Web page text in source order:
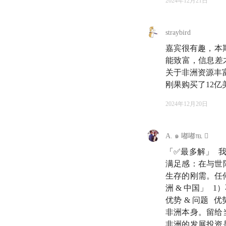
🏜️ 欢迎来到知行小
我是雨白。
今天的嘉宾是一位
早知道曹丰泽是在
友调侃为曹大佐，
那个时候的我对他
早在他多年前在知
建造撒哈拉以南最
那是一段既充满理
排水管等问题，忍
straybird
嘉宾很有趣，本
能致富，信息差
关于非洲资源丰
刚果购买了12亿
2024年12月20日
A. ๑ 嘟嘟℡ 
「✅最多解」
满足感：在与世
生存的刚需。
洲 & 中国」 1
优势 & 问题 优
非洲本身。留
非洲的发展投资